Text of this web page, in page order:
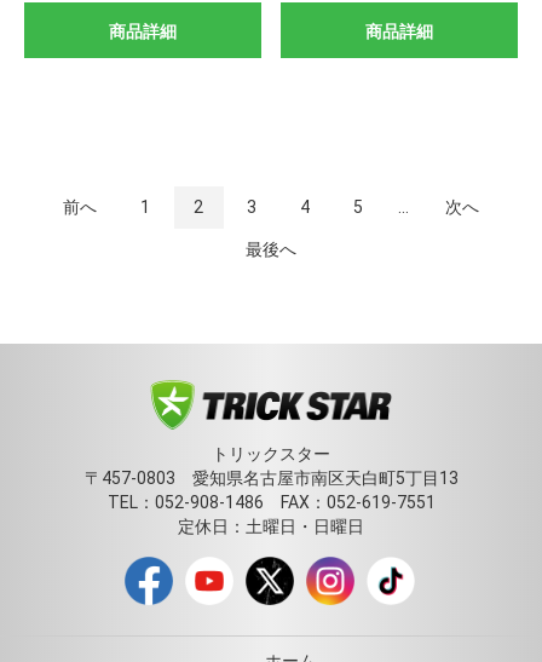
商品詳細 商品詳細
前へ 1 2 3 4 5 次へ
最後へ
トリックスター
〒457-0803 愛知県名古屋市南区天白町5丁目13
TEL：052-908-1486 FAX：052-619-7551
定休日：土曜日・日曜日